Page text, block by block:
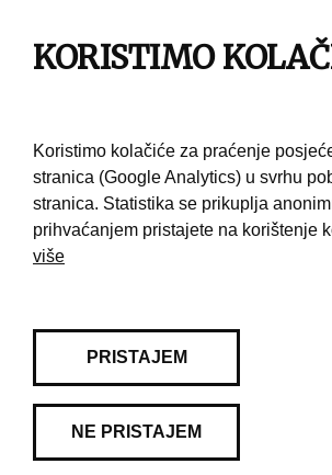
Pravila korištenja
KORISTIMO
Koristimo kolačiće za praćenje
stranica (Google Analytics) u svrhu
stranica. Statistika se prikuplja
prihvaćanjem pristajete na korištenje
više
PRISTAJEM
NE PRISTAJEM